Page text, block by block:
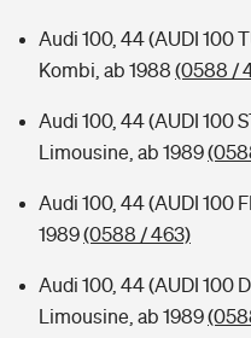
Audi 100, 44 (AUDI 100
Kombi, ab 1988 (0588 /
Audi 100, 44 (AUDI 100
Limousine, ab 1989
Audi 100, 44 (AUDI 100
1989(0588 / 463)
Audi 100, 44 (AUDI 100
Limousine, ab 1989